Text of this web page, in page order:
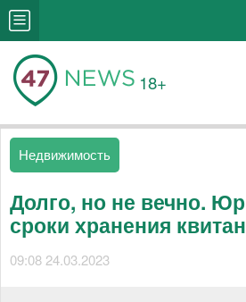
18+
Недвижимость
Долго, но не вечно.
сроки хранения
09:08 24.03.2023